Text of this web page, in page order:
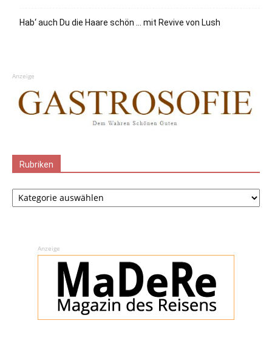
Hab‘ auch Du die Haare schön … mit Revive von Lush
Anzeige
Rubriken
Rubriken
Anzeige